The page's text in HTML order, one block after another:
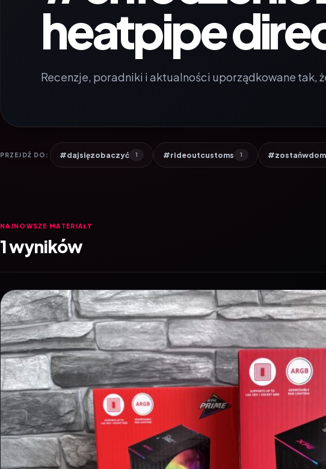
heatpipe
Recenzje, poradniki i aktualności uporządkowane tak,
PRZEJDŹ DO: #dajsięzobaczyć 1 #rideoutcustoms 1
NAJNOWSZE MATERIAŁY
1 wyników